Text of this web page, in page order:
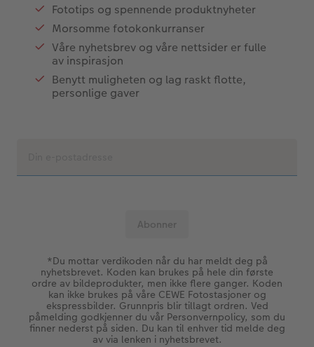
Fototips og spennende produktnyheter
Morsomme fotokonkurranser
Våre nyhetsbrev og våre nettsider er fulle
av inspirasjon
Benytt muligheten og lag raskt flotte,
personlige gaver
*Du mottar verdikoden når du har meldt deg på
nyhetsbrevet. Koden kan brukes på hele din første
ordre av bildeprodukter, men ikke flere ganger. Koden
kan ikke brukes på våre CEWE Fotostasjoner og
ekspressbilder. Grunnpris blir tillagt ordren. Ved
påmelding godkjenner du vår Personvernpolicy, som du
finner nederst på siden. Du kan til enhver tid melde deg
av via lenken i nyhetsbrevet.